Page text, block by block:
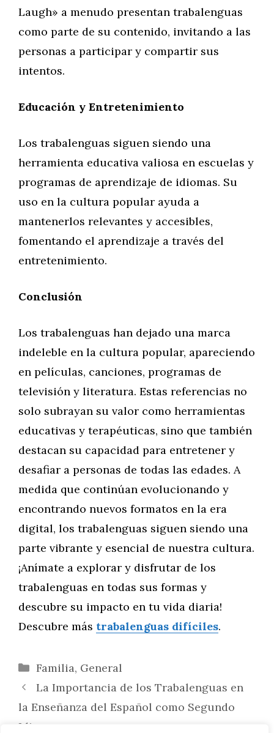
Laugh» a menudo presentan trabalenguas
como parte de su contenido, invitando a las
personas a participar y compartir sus
intentos.
Educación y Entretenimiento
Los trabalenguas siguen siendo una
herramienta educativa valiosa en escuelas y
programas de aprendizaje de idiomas. Su
uso en la cultura popular ayuda a
mantenerlos relevantes y accesibles,
fomentando el aprendizaje a través del
entretenimiento.
Conclusión
Los trabalenguas han dejado una marca
indeleble en la cultura popular, apareciendo
en películas, canciones, programas de
televisión y literatura. Estas referencias no
solo subrayan su valor como herramientas
educativas y terapéuticas, sino que también
destacan su capacidad para entretener y
desafiar a personas de todas las edades. A
medida que continúan evolucionando y
encontrando nuevos formatos en la era
digital, los trabalenguas siguen siendo una
parte vibrante y esencial de nuestra cultura.
¡Anímate a explorar y disfrutar de los
trabalenguas en todas sus formas y
descubre su impacto en tu vida diaria!
Descubre más trabalenguas difíciles.
Categorías
Familia, General
La Importancia de los Trabalenguas en
la Enseñanza del Español como Segundo
Idioma